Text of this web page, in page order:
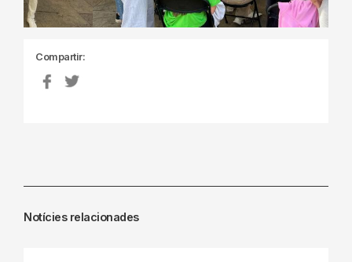
Compartir:
Notícies relacionades